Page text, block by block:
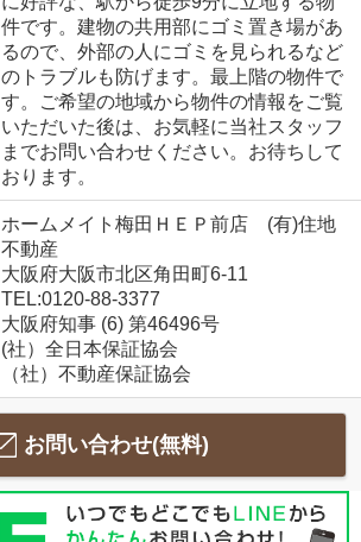
件です。建物の共用部にゴミ置き場があ
るので、外部の人にゴミを見られるなど
のトラブルも防げます。最上階の物件で
す。ご希望の地域から物件の情報をご覧
いただいた後は、お気軽に当社スタッフ
までお問い合わせください。お待ちして
おります。
ホームメイト梅田ＨＥＰ前店 (有)住地
不動産
大阪府大阪市北区角田町6-11
TEL:0120-88-3377
大阪府知事 (6) 第46496号
(社）全日本保証協会
（社）不動産保証協会
お問い合わせ(無料)